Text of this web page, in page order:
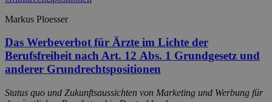
Markus Ploesser
Das Werbeverbot für Ärzte im Lichte der
Berufsfreiheit nach Art. 12 Abs. 1 Grundgesetz und
anderer Grundrechtspositionen
Status quo und Zukunftsaussichten von Marketing und Werbung für